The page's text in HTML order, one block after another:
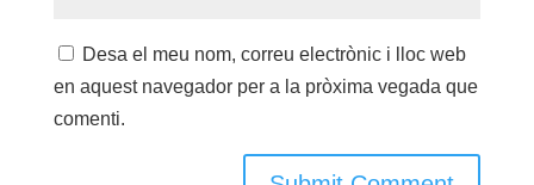
Desa el meu nom, correu electrònic i lloc web
en aquest navegador per a la pròxima vegada que
comenti.